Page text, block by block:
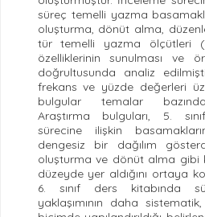
süreç temelli yazma
oluşturma, dönüt alma,
tür temelli yazma ölçütleri
özelliklerinin sunulması ve
doğrultusunda analiz
frekans ve yüzde değerleri
bulgular temalar
Araştırma bulguları, 5.
sürecine ilişkin
dengesiz bir dağılım
oluşturma ve dönüt alma gibi
düzeyde yer aldığını ortaya
6. sınıf ders kitabında
yaklaşımının daha